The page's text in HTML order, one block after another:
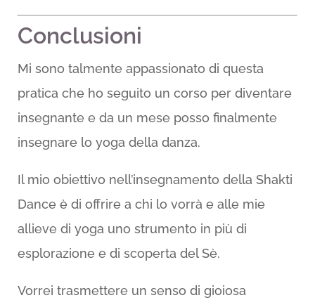
Conclusioni
Mi sono talmente appassionato di questa
pratica che ho seguito un corso per diventare
insegnante e da un mese posso finalmente
insegnare lo yoga della danza.
Il mio obiettivo nell’insegnamento della Shakti
Dance è di offrire a chi lo vorrà e alle mie
allieve di yoga uno strumento in più di
esplorazione e di scoperta del Sè.
Vorrei trasmettere un senso di gioiosa